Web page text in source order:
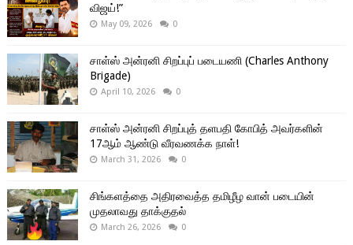
விஜய்!”
May 09, 2026 0
சாள்ஸ் அன்ரனி சிறப்புப் படையணி (Charles Anthony
Brigade)
April 10, 2026 0
சாள்ஸ் அன்ரனி சிறப்புத் தளபதி கோபித் அவர்களின்
17ஆம் ஆண்டு வீரவணக்க நாள்!
March 31, 2026 0
சிங்களத்தை அதிரவைத்த தமிழீழ வான் படையின்
முதலாவது தாக்குதல்
March 26, 2026 0